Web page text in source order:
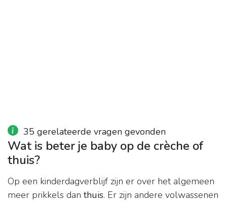
35 gerelateerde vragen gevonden
Wat is beter je baby op de crèche of
thuis?
Op een kinderdagverblijf zijn er over het algemeen
meer prikkels dan thuis. Er zijn andere volwassenen